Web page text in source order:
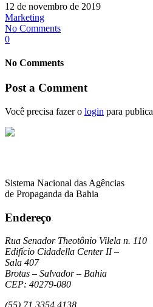
12 de novembro de 2019
Marketing
No Comments
0
No Comments
Post a Comment
Você precisa fazer o login para
Sistema Nacional das Agências
de Propaganda da Bahia
Endereço
Rua Senador Theotônio Vilela n. 110
Edifício Cidadella Center II –
Sala 407
Brotas – Salvador – Bahia
CEP: 40279-080